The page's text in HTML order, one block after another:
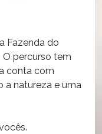
Fazenda do
O percurso tem
conta com
a natureza e uma